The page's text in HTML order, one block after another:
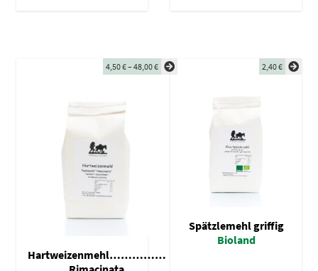
4,50€–48,00€
Hartweizenmehl……………
2,40€
Spätzlemehl griffig
Bioland